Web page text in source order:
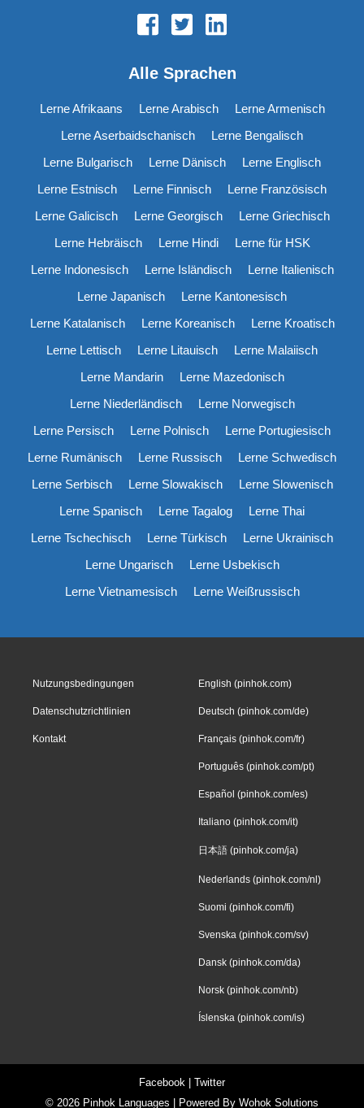
Alle Sprachen
Lerne Afrikaans Lerne Arabisch
Lerne Armenisch
Lerne Aserbaidschanisch
Lerne Bengalisch
Lerne Bulgarisch
Lerne Dänisch
Lerne Englisch
Lerne Estnisch
Lerne Finnisch
Lerne Französisch
Lerne Galicisch
Lerne Georgisch
Lerne Griechisch
Lerne Hebräisch
Lerne Hindi
Lerne für HSK
Lerne Indonesisch
Lerne Isländisch
Lerne Italienisch
Lerne Japanisch
Lerne Kantonesisch
Lerne Katalanisch
Lerne Koreanisch
Lerne Kroatisch
Lerne Lettisch
Lerne Litauisch
Lerne Malaiisch
Lerne Mandarin
Lerne Mazedonisch
Lerne Niederländisch
Lerne Norwegisch
Lerne Persisch
Lerne Polnisch
Lerne Portugiesisch
Lerne Rumänisch
Lerne Russisch
Lerne Schwedisch
Lerne Serbisch
Lerne Slowakisch
Lerne Slowenisch
Lerne Spanisch
Lerne Tagalog
Lerne Thai
Lerne Tschechisch
Lerne Türkisch
Lerne Ukrainisch
Lerne Ungarisch
Lerne Usbekisch
Lerne Vietnamesisch
Lerne Weißrussisch
Nutzungsbedingungen
Datenschutzrichtlinien
Kontakt
English (pinhok.com)
Deutsch (pinhok.com/de)
Français (pinhok.com/fr)
Português (pinhok.com/pt)
Español (pinhok.com/es)
Italiano (pinhok.com/it)
日本語 (pinhok.com/ja)
Nederlands (pinhok.com/nl)
Suomi (pinhok.com/fi)
Svenska (pinhok.com/sv)
Dansk (pinhok.com/da)
Norsk (pinhok.com/nb)
Íslenska (pinhok.com/is)
Facebook | Twitter
© 2026 Pinhok Languages | Powered By Wohok Solutions